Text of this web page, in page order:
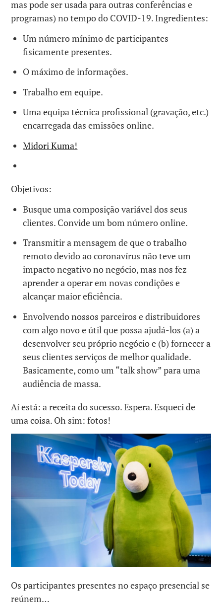
mas pode ser usada para outras conferências e
programas) no tempo do COVID-19. Ingredientes:
Um número mínimo de participantes
fisicamente presentes.
O máximo de informações.
Trabalho em equipe.
Uma equipa técnica profissional (gravação, etc.)
encarregada das emissões online.
Midori Kuma!
Objetivos:
Busque uma composição variável dos seus
clientes. Convide um bom número online.
Transmitir a mensagem de que o trabalho
remoto devido ao coronavírus não teve um
impacto negativo no negócio, mas nos fez
aprender a operar em novas condições e
alcançar maior eficiência.
Envolvendo nossos parceiros e distribuidores
com algo novo e útil que possa ajudá-los (a) a
desenvolver seu próprio negócio e (b) fornecer a
seus clientes serviços de melhor qualidade.
Basicamente, como um “talk show” para uma
audiência de massa.
Aí está: a receita do sucesso. Espera. Esqueci de
uma coisa. Oh sim: fotos!
Os participantes presentes no espaço presencial se
reúnem…